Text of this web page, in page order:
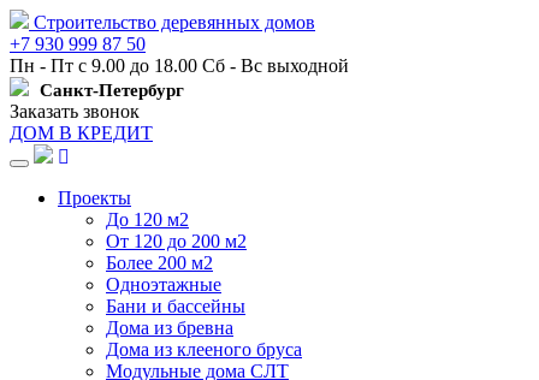
Строительство деревянных домов
+7 930 999 87 50
Пн - Пт с 9.00 до 18.00 Сб - Вс выходной
Санкт-Петербург
Заказать звонок
ДОМ В КРЕДИТ
Навигация
Проекты
До 120 м2
От 120 до 200 м2
Более 200 м2
Одноэтажные
Бани и бассейны
Дома из бревна
Дома из клееного бруса
Модульные дома СЛТ